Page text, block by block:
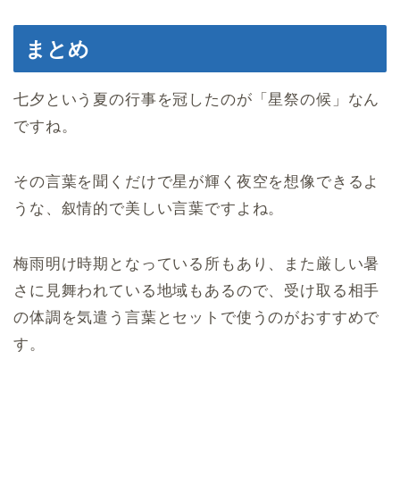
まとめ
七夕という夏の行事を冠したのが「星祭の候」なん
ですね。
その言葉を聞くだけで星が輝く夜空を想像できるよ
うな、叙情的で美しい言葉ですよね。
梅雨明け時期となっている所もあり、また厳しい暑
さに見舞われている地域もあるので、受け取る相手
の体調を気遣う言葉とセットで使うのがおすすめで
す。